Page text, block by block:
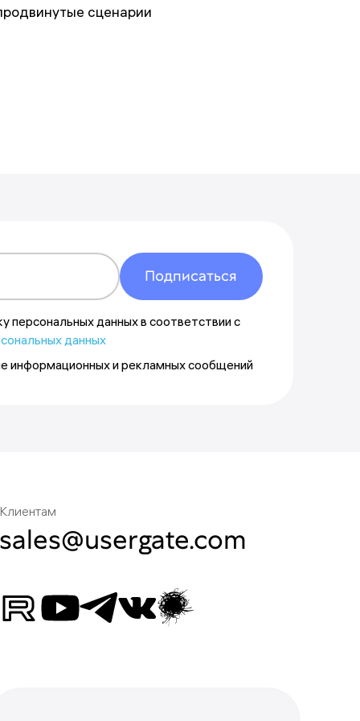
сценарии
Подписаться
персональных данных в соответствии с
данных
информационных и рекламных сообщений
Указать другой адрес
Клиентам
sales@usergate.com